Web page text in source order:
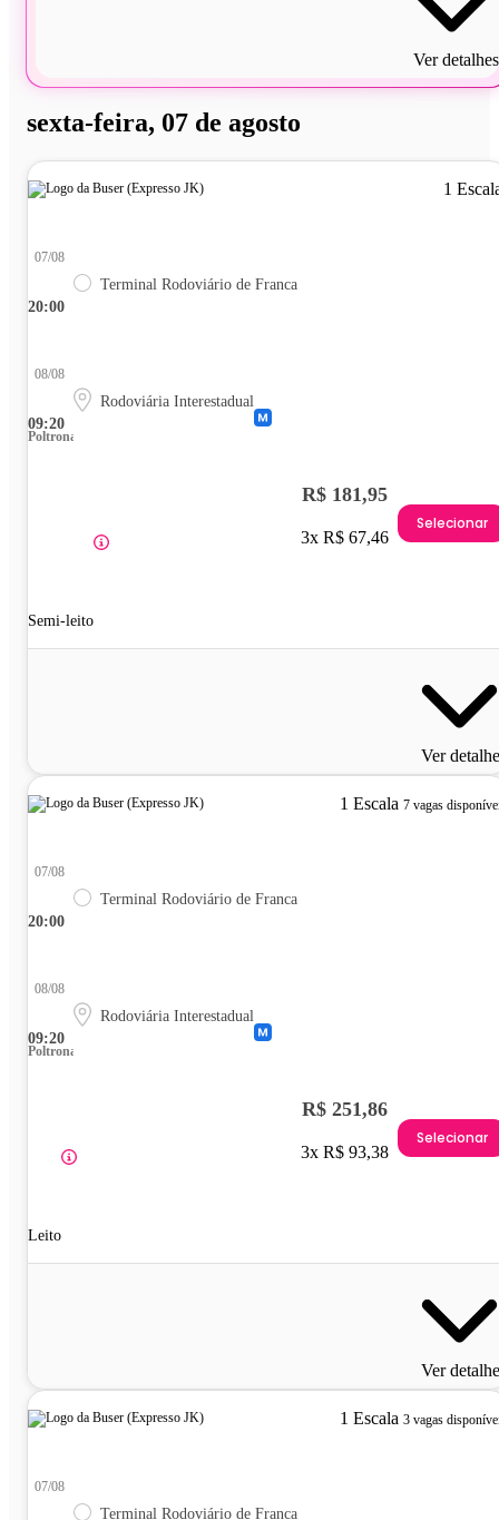
Ver detalhes
sexta-feira, 07 de agosto
1
20:00
07/08
Terminal Rodoviário de Franca
09:20
08/08
Rodoviária Interestadual
Poltrona
Semi-leito
R$ 181,95
3x R$ 67,46
Selecionar
Ver
1 Escala 7 vagas
20:00
07/08
Terminal Rodoviário de Franca
09:20
08/08
Rodoviária Interestadual
Poltrona
Leito
R$ 251,86
3x R$ 93,38
Selecionar
Ver
1 Escala 3 vagas
07/08
Terminal Rodoviário de Franca